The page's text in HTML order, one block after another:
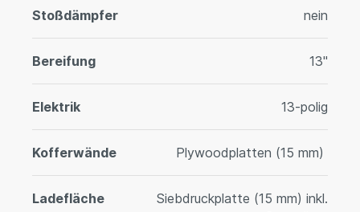
Stoßdämpfer nein
Bereifung 13"
Elektrik 13-polig
Kofferwände Plywoodplatten (15 mm)
Ladefläche
Siebdruckplatte (15 mm) inkl.